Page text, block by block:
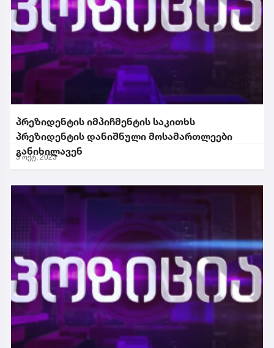
პრეზიდენტის იმპიჩმენტის საკითხს
პრეზიდენტის დანიშნული მოსამართლეები
განიხილავენ
3 ოქტ. 2023